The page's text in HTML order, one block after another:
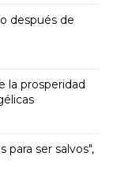
después de
la prosperidad
ser salvos",